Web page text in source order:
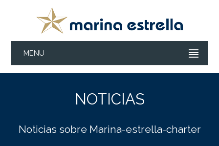
MENU
NOTICIAS
Noticias sobre Marina-estrella-charter